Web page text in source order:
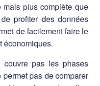
plus complète que
profiter des données
de facilement faire le
économiques.
couvre pas les phases
permet pas de comparer